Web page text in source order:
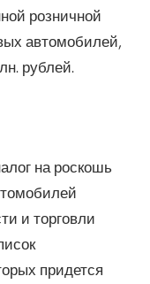
розничной
автомобилей,
рублей.
на роскошь
и торговли
придется